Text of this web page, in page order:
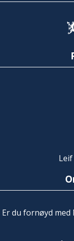
Er du fornøyd med